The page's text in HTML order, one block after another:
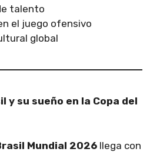
talento
el juego ofensivo
global
y su sueño en la Copa del
Mundial 2026 llega con